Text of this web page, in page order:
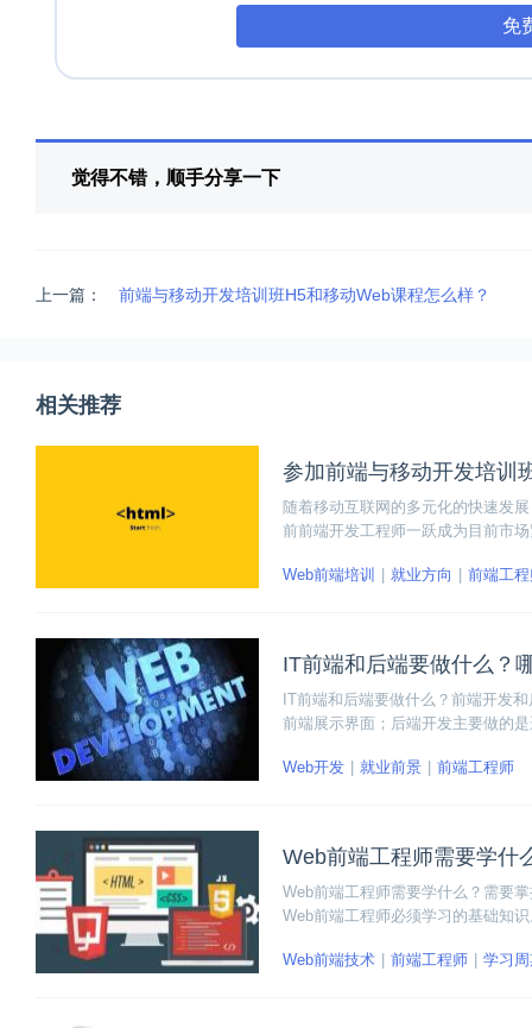
免
觉得不错，顺手分享一下
上一篇： 前端与移动开发培训班H5和移动Web课程怎么样？
相关推荐
参加前端与移动开发培训
随着移动互联网的多元化的快速发
前前端开发工程师一跃成为目前市
Web前端培训
就业方向 前端工
IT前端和后端要做什么？
IT前端和后端要做什么？前端开发
前端展示界面；后端开发主要做的
Web开发
就业前景 前端工程师
Web前端工程师需要学什
Web前端工程师需要学什么？需要
Web前端工程师必须学习的基础知
Web前端技术
前端工程师 学习